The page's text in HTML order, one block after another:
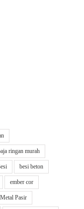
ringan murah
besi beton
ember cor
Pasir